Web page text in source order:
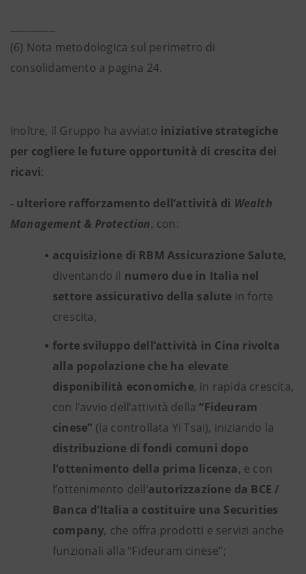
(6) Nota metodologica sul perimetro di
consolidamento a pagina 24.
Inoltre, il Gruppo ha avviato iniziative strategiche
per cogliere le future opportunità di crescita dei
ricavi:
- ulteriore rafforzamento dell’attività di Wealth
Management & Protection, con:
acquisizione di RBM Assicurazione Salute,
diventando il numero due in Italia nel
settore assicurativo della salute in forte
crescita,
forte sviluppo dell’attività in Cina rivolta
alla popolazione che ha elevate
disponibilità economiche, in rapida crescita,
con l’avvio dell’attività della“Fideuram
cinese” (la controllata Yi Tsai), iniziando la
distribuzione di fondi comuni dopo
l’ottenimento della prima licenza, e con
l’ottenimento dell’autorizzazione da BCE /
Banca d’Italia a costituire una Securities
company, che offra prodotti e servizi anche
funzionali alla “Fideuram cinese”;